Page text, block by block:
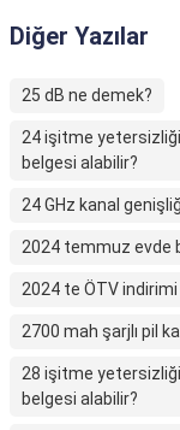
Diğer Yazılar
25 dB ne demek?
24 işitme
belgesi alabilir?
24 GHz kanal
2024 temmuz evde
2024 te ÖTV indirimi
2700 mah şarjlı pil
28 işitme
belgesi alabilir?